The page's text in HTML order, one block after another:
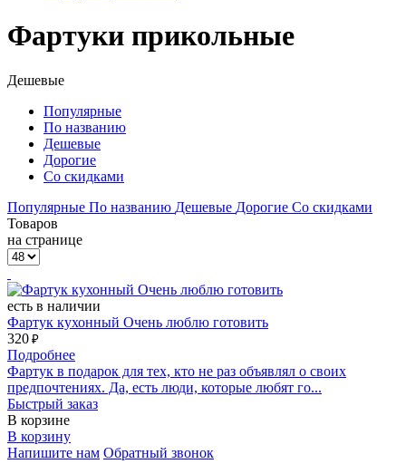
Фартуки прикольные
Дешевые
Популярные
По названию
Дешевые
Дорогие
Со скидками
Популярные По названию Дешевые Дорогие Со скидками
Товаров
на странице
есть в наличии
Фартук кухонный Очень люблю готовить
320 ₽
Подробнее
Фартук в подарок для тех, кто не раз объявлял о своих
предпочтениях. Да, есть люди, которые любят го...
Быстрый заказ
В корзине
В корзину
Напишите нам Обратный звонок